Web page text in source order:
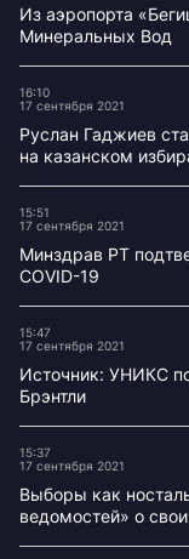
Из аэропорта
Минеральных Вод
16:10
17 сентября 2021
Руслан Гаджиев
на казанском
15:51
17 сентября 2021
Минздрав РТ
COVID-19
15:47
17 сентября 2021
Источник: УНИКС
Брэнтли
15:37
17 сентября 2021
Выборы как
ведомостей» о